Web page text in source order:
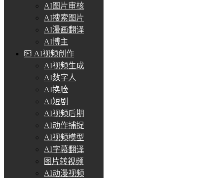
AI图片审核
AI搜索图片
AI漫画翻译
AI博主
AI视频创作
AI视频生成
AI数字人
AI换脸
AI短剧
AI视频后期
AI动作捕捉
AI视频模型
AI字幕翻译
图片转视频
AI动漫视频